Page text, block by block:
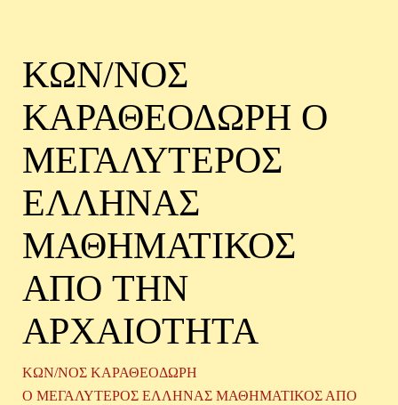
ΚΩΝ/ΝΟΣ
ΚΑΡΑΘΕΟΔΩΡΗ Ο
ΜΕΓΑΛΥΤΕΡΟΣ
ΕΛΛΗΝΑΣ
ΜΑΘΗΜΑΤΙΚΟΣ
ΑΠO ΤΗΝ
ΑΡΧΑΙΟΤΗΤΑ
ΚΩΝ/ΝΟΣ ΚΑΡΑΘΕΟΔΩΡΗ
Ο ΜΕΓΑΛΥΤΕΡΟΣ ΕΛΛΗΝΑΣ ΜΑΘΗΜΑΤΙΚΟΣ ΑΠO